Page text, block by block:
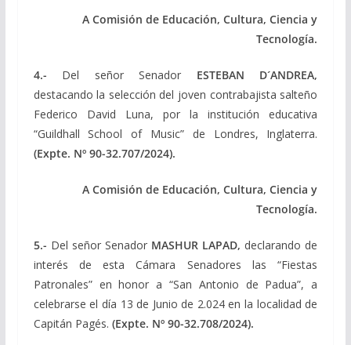
A Comisión de Educación, Cultura, Ciencia y
Tecnología.
4.- Del señor Senador ESTEBAN D´ANDREA,
destacando la selección del joven contrabajista salteño
Federico David Luna, por la institución educativa
“Guildhall School of Music” de Londres, Inglaterra.
(Expte. Nº 90-32.707/2024).
A Comisión de Educación, Cultura, Ciencia y
Tecnología.
5.- Del señor Senador MASHUR LAPAD, declarando de
interés de esta Cámara Senadores las “Fiestas
Patronales” en honor a “San Antonio de Padua”, a
celebrarse el día 13 de Junio de 2.024 en la localidad de
Capitán Pagés. (Expte. Nº 90-32.708/2024).